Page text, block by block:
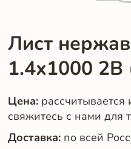
Лист
1.4х1000
Цена:
свяжитесь с нами для
Доставка: по всей